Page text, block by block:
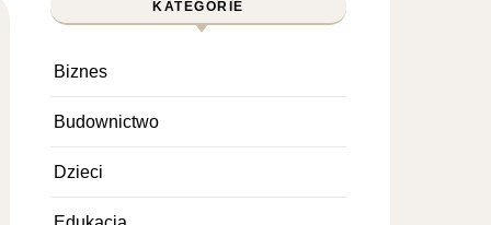
KATEGORIE
Biznes
Budownictwo
Dzieci